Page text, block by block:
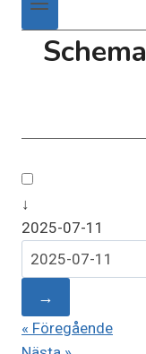
Schema
↓
2025-07-11
→
« Föregående